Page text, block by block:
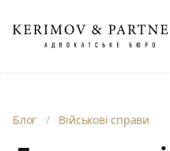
Блог / Військові справи